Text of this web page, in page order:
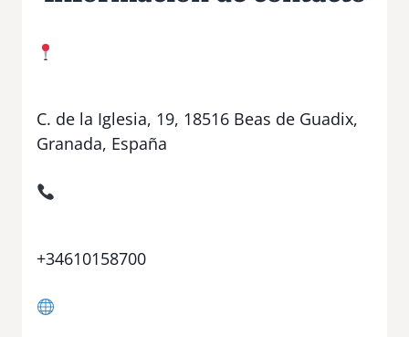
C. de la Iglesia, 19, 18516 Beas de Guadix,
Granada, España
+34610158700